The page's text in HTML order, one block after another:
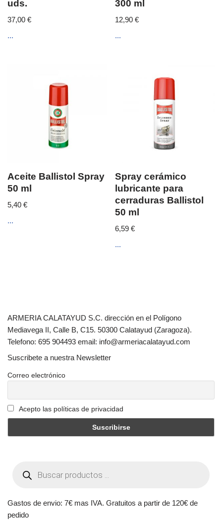
uds.
37,00 €
...
300 ml
12,90€
...
Aceite Ballistol Spray
50 ml
5,40 €
...
Spray cerámico
lubricante para
cerraduras Ballistol
50 ml
6,59€
...
ARMERIA CALATAYUD S.C. dirección en el Polígono
Mediavega II, Calle B, C15. 50300 Calatayud (Zaragoza).
Telefono: 695 904493 email: info@armeriacalatayud.com
Suscribete a nuestra Newsletter
Correo electrónico
Acepto las políticas de privacidad
Gastos de envio: 7€ mas IVA. Gratuitos a partir de 120€ de
pedido